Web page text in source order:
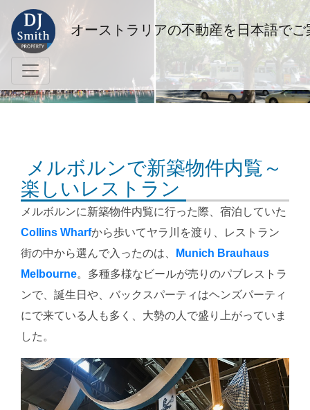
オーストラリアの不動産を日本語でご
メルボルンで新築物件内覧～
楽しいレストラン
メルボルンに新築物件内覧に行った際、宿泊していた
Collins Wharfから歩いてヤラ川を渡り、レストラン
街の中から選んで入ったのは、
Munich Brauhaus
Melbourne。多種多様なビールが売りのパブレストラ
ンで、誕生日や、バックスパーティはヘンズパーティ
にで来ている人も多く、大勢の人で盛り上がっていま
した。